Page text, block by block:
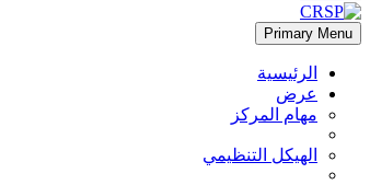
Primary Menu
الرئيسية
عرض
مهام المركز
الهيكل التنظيمي